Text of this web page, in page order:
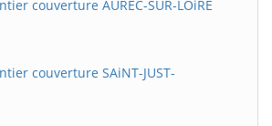
couverture AUREC-SUR-LOiRE
couverture SAiNT-JUST-